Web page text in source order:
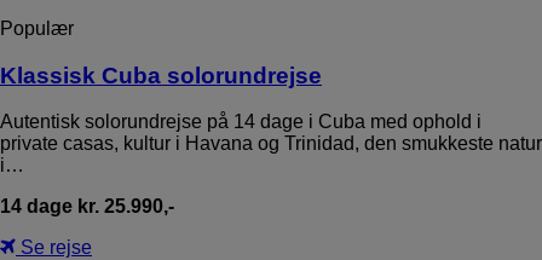
Populær
Klassisk Cuba solorundrejse
Autentisk solorundrejse på 14 dage i Cuba med ophold i
private casas, kultur i Havana og Trinidad, den smukkeste natur
i…
14 dage kr. 25.990,-
Se rejse